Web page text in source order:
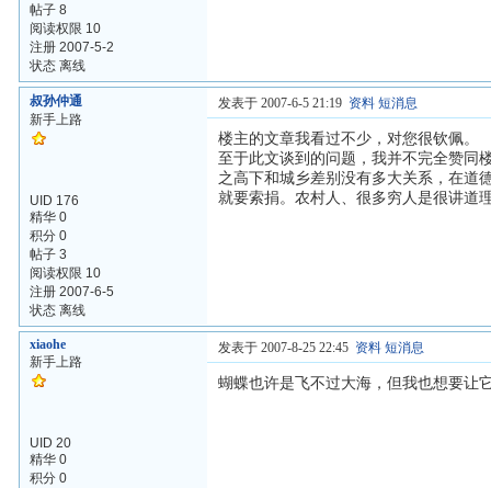
帖子 8
阅读权限 10
注册 2007-5-2
状态 离线
叔孙仲通
新手上路
UID 176
精华 0
积分 0
帖子 3
阅读权限 10
注册 2007-6-5
状态 离线
发表于 2007-6-5 21:19 资料 短消息
楼主的文章我看过不少，对您很钦佩。
至于此文谈到的问题，我并不完全赞同
之高下和城乡差别没有多大关系，在道
就要索捐。农村人、很多穷人是很讲道
xiaohe
新手上路
UID 20
精华 0
积分 0
发表于 2007-8-25 22:45 资料 短消息
蝴蝶也许是飞不过大海，但我也想要让